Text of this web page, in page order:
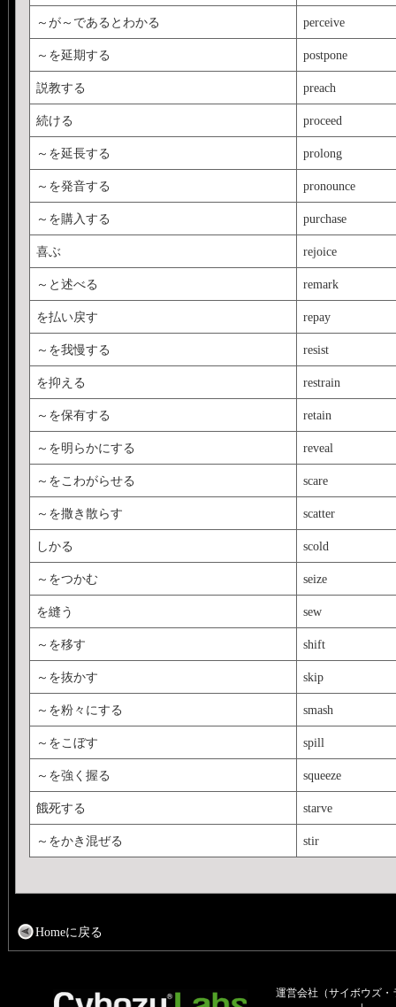
～が～であるとわかる perceive
～を延期する postpone
説教する preach
続ける proceed
～を延長する prolong
～を発音する pronounce
～を購入する purchase
喜ぶ rejoice
～と述べる remark
を払い戻す repay
～を我慢する resist
を抑える restrain
～を保有する retain
～を明らかにする reveal
～をこわがらせる scare
～を撒き散らす scatter
しかる scold
～をつかむ seize
を縫う sew
～を移す shift
～を抜かす skip
～を粉々にする smash
～をこぼす spill
～を強く握る squeeze
餓死する starve
～をかき混ぜる stir
Homeに戻る
運営会社（サイボウズ・